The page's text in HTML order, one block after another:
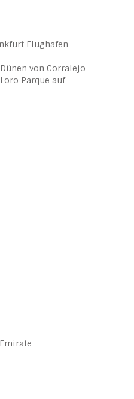
Flughafen
von Corralejo
Parque auf